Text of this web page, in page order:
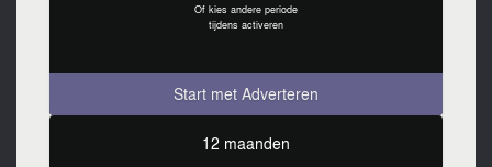
Of kies andere periode
tijdens activeren
Start met Adverteren
12 maanden